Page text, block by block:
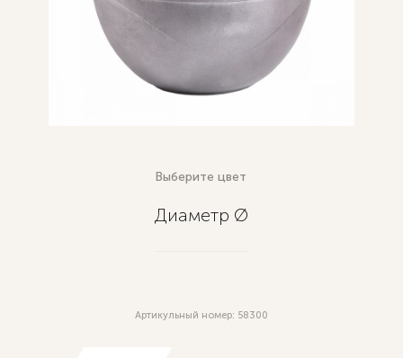
Выберите цвет
Диаметр Ø
Артикульный номер: 58300